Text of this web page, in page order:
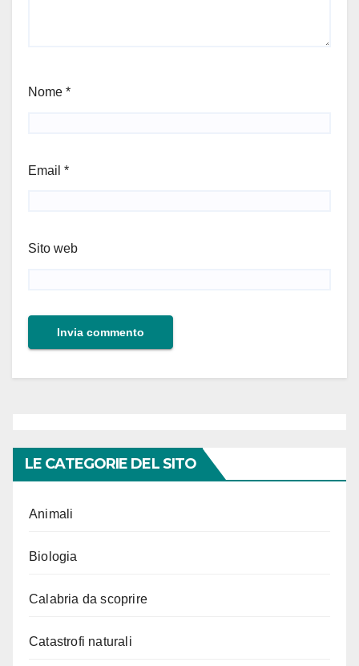
Nome *
Email *
Sito web
LE CATEGORIE DEL SITO
Animali
Biologia
Calabria da scoprire
Catastrofi naturali